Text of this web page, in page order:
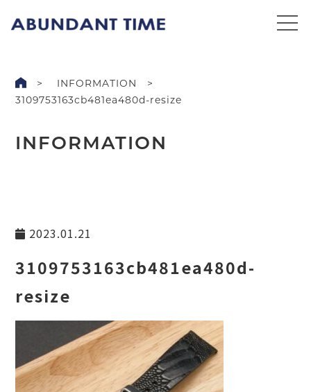
INFORMATION
3109753163cb481ea480d-resize
INFORMATION
2023.01.21
3109753163cb481ea480d-
resize